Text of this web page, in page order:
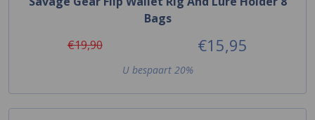
Bags
€19,90
€15,95
U bespaart 20%